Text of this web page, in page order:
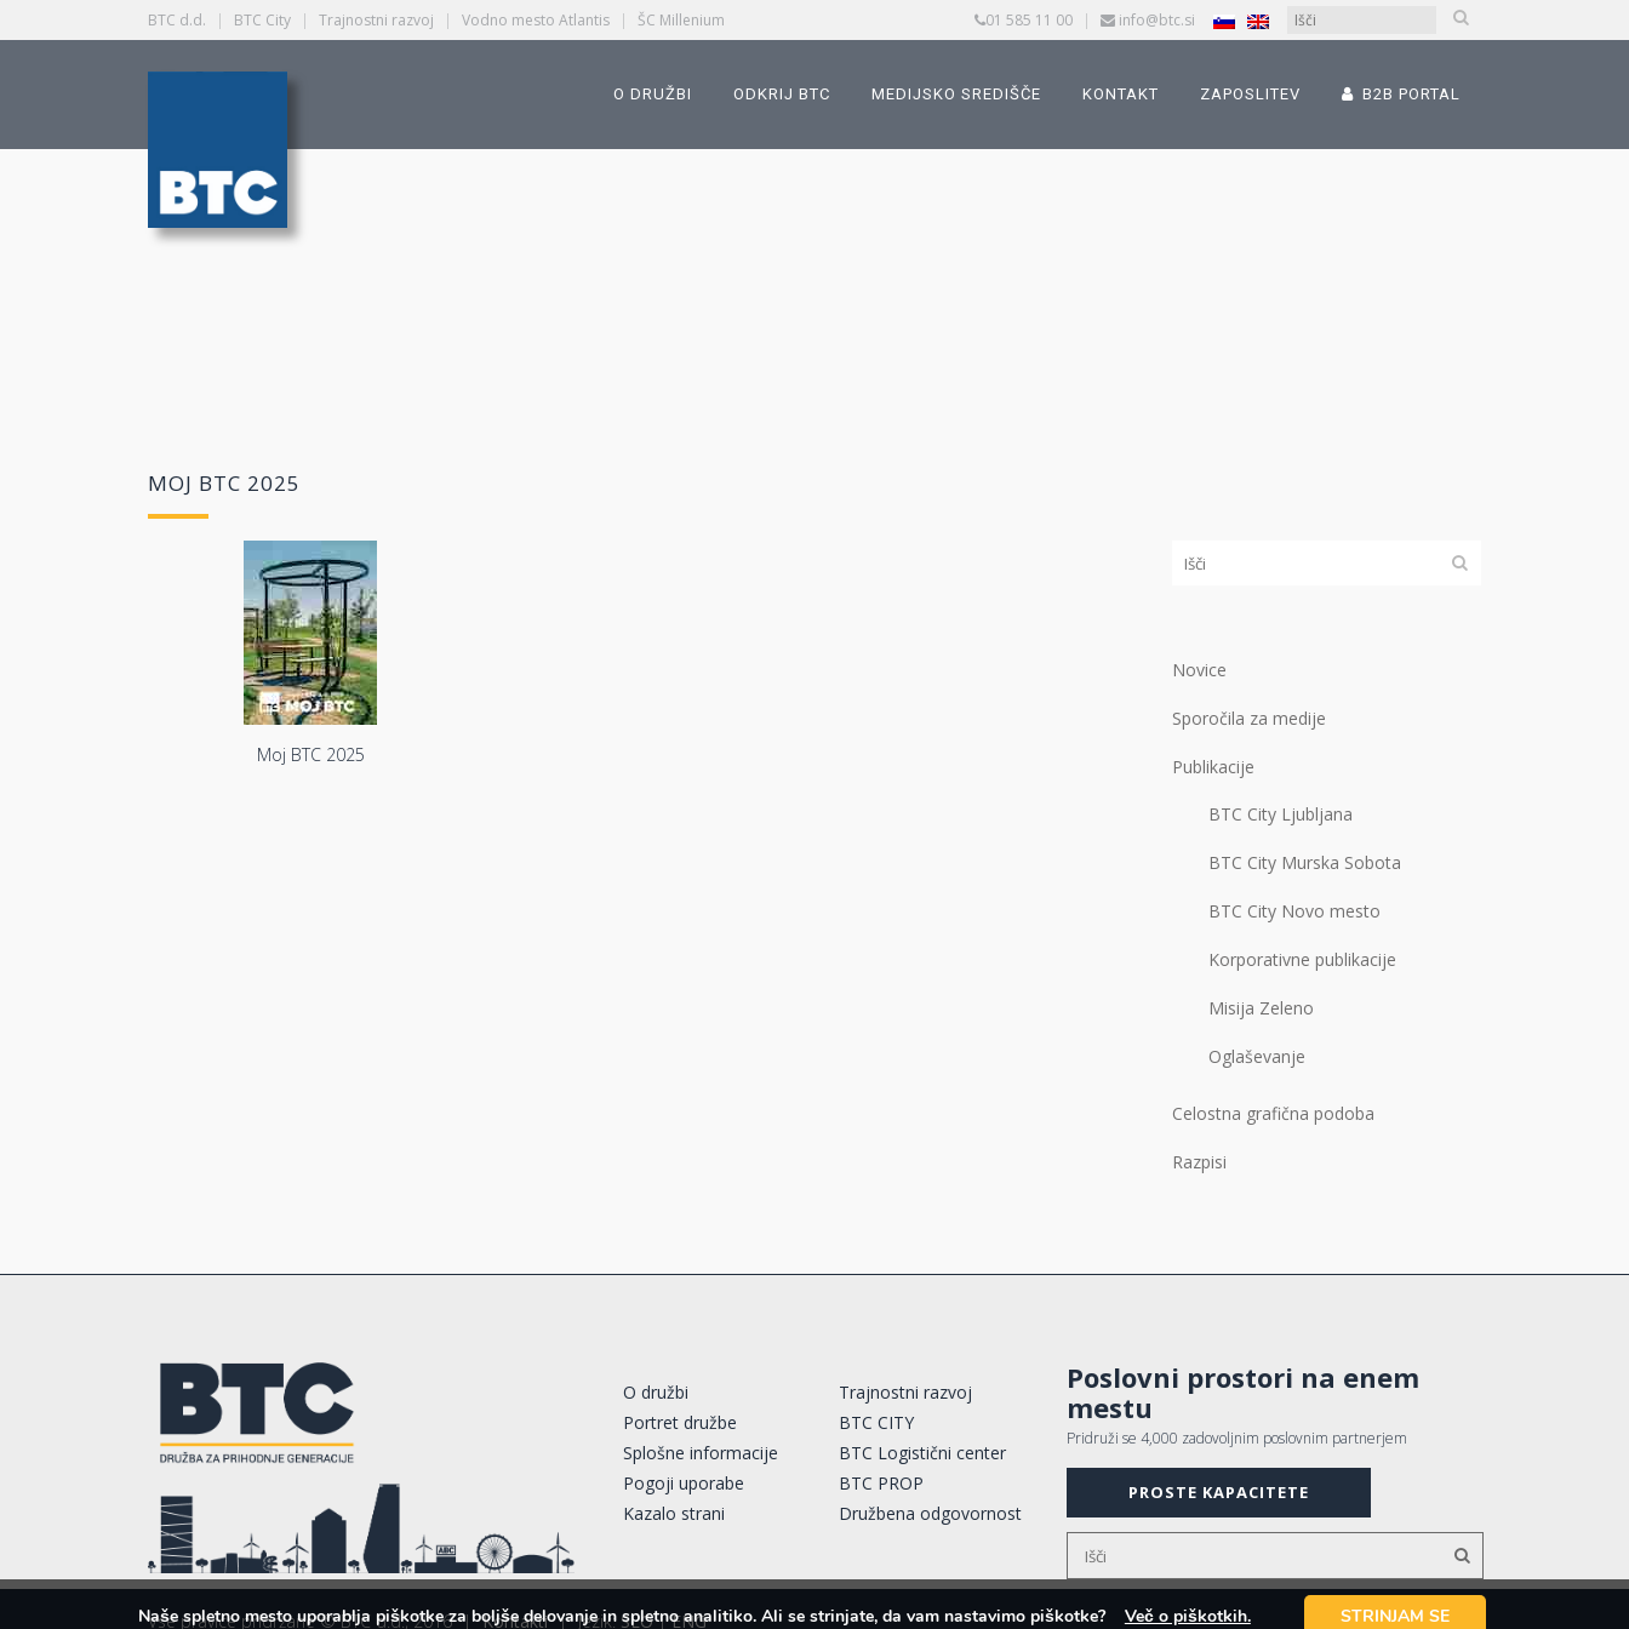
BTC d.d. | BTC City | Trajnostni razvoj | Vodno mesto Atlantis | ŠC Millenium 01 585 11 00 | info@btc.si
O DRUŽBI ODKRIJ BTC MEDIJSKO SREDIŠČE KONTAKT ZAPOSLITEV B2B PORTAL
MOJ BTC 2025
Moj BTC 2025
Novice
Sporočila za medije
Publikacije
BTC City Ljubljana
BTC City Murska Sobota
BTC City Novo mesto
Korporativne publikacije
Misija Zeleno
Oglaševanje
Celostna grafična podoba
Razpisi
O družbi
Portret družbe
Splošne informacije
Pogoji uporabe
Kazalo strani
Trajnostni razvoj
BTC CITY
BTC Logistični center
BTC PROP
Družbena odgovornost
Poslovni prostori na enem
mestu
Pridruži se 4,000 zadovoljnim poslovnim partnerjem
PROSTE KAPACITETE
Vse pravice pridržane © BTC d.d., 2016 | Kontakti | Jezik: SLO|ENG Avtorji
Naše spletno mesto uporablja piškotke za boljše delovanje in spletno analitiko. Ali se strinjate, da vam nastavimo piškotke? Več o piškotkih. STRINJAM SE